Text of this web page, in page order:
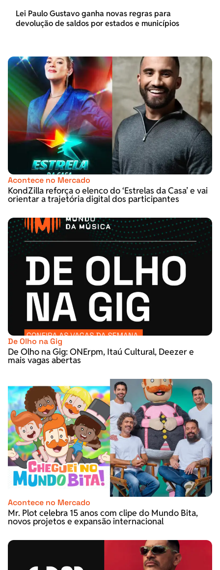
Lei Paulo Gustavo ganha novas regras para
devolução de saldos por estados e municípios
Acontece no Mercado
KondZilla reforça o elenco do ‘Estrelas da Casa’ e vai
orientar a trajetória digital dos participantes
De Olho na Gig
De Olho na Gig: ONErpm, Itaú Cultural, Deezer e
mais vagas abertas
Acontece no Mercado
Mr. Plot celebra 15 anos com clipe do Mundo Bita,
novos projetos e expansão internacional